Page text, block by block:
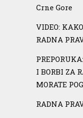
Crne Gore
VIDEO:
RADNA
I BORBI ZA
MORATE
RADNA